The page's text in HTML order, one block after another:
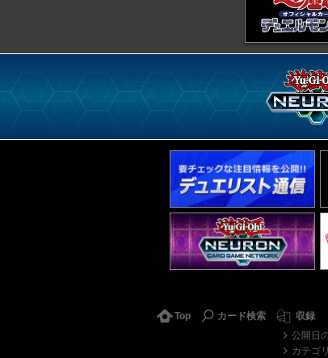
Top カード検索
収録
公開日
カテゴ